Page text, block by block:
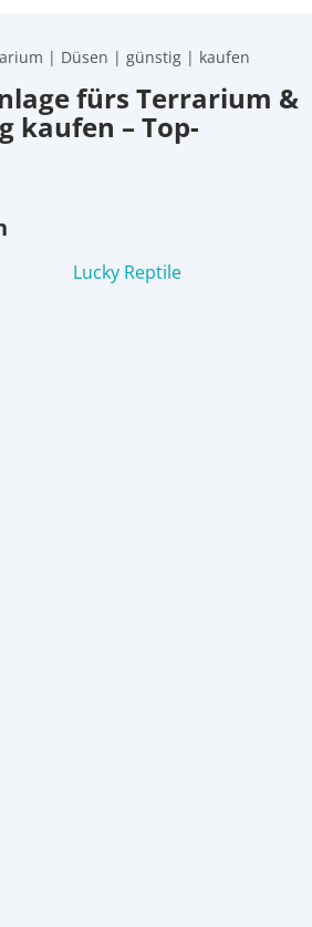
| Düsen | günstig | kaufen
fürs Terrarium &
kaufen – Top-
Lucky Reptile